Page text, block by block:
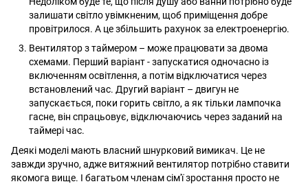
залишати світло увімкненим, щоб приміщення добре
провітрилося. А це збільшить рахунок за електроенергію.
Вентилятор з таймером – може працювати за двома
схемами. Перший варіант - запускатися одночасно із
включенням освітлення, а потім відключатися через
встановлений час. Другий варіант – двигун не
запускається, поки горить світло, а як тільки лампочка
гасне, він спрацьовує, відключаючись через заданий на
таймері час.
Деякі моделі мають власний шнурковий вимикач. Це не
завжди зручно, адже витяжний вентилятор потрібно ставити
якомога вище. І багатьом членам сім'ї зростання просто не